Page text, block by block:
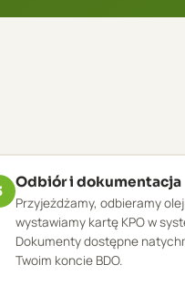
Odbiór i dokumentacja
Przyjeżdżamy, odbieramy olej
wystawiamy kartę KPO w
Dokumenty dostępne
Twoim koncie BDO.